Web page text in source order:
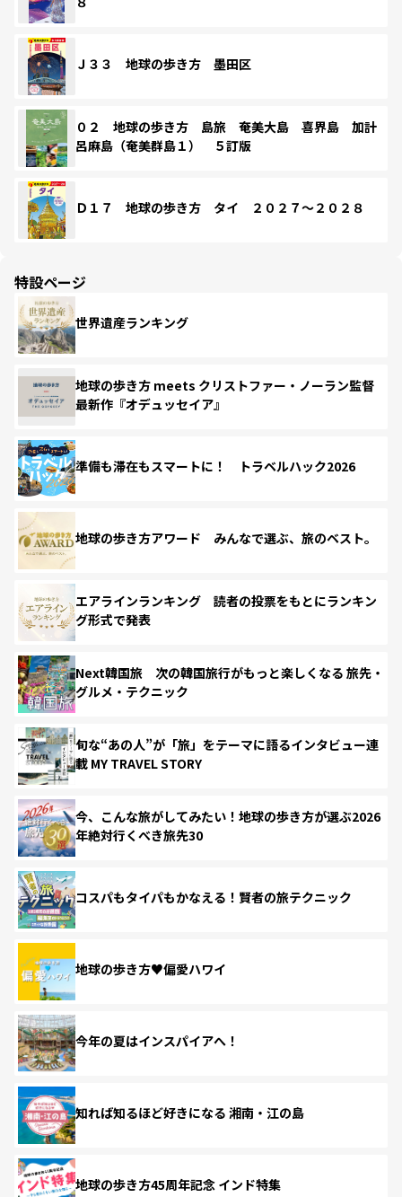
Ｊ３３ 地球の歩き方 墨田区
０２ 地球の歩き方 島旅 奄美大島 喜界島 加計
呂麻島（奄美群島１） ５訂版
Ｄ１７ 地球の歩き方 タイ ２０２７～２０２８
特設ページ
世界遺産ランキング
地球の歩き方 meets クリストファー・ノーラン監督
最新作『オデュッセイア』
準備も滞在もスマートに！ トラベルハック2026
地球の歩き方アワード みんなで選ぶ、旅のベスト。
エアラインランキング 読者の投票をもとにランキン
グ形式で発表
Next韓国旅 次の韓国旅行がもっと楽しくなる 旅先・
グルメ・テクニック
旬な“あの人”が「旅」をテーマに語るインタビュー連
載 MY TRAVEL STORY
今、こんな旅がしてみたい！地球の歩き方が選ぶ2026
年絶対行くべき旅先30
コスパもタイパもかなえる！賢者の旅テクニック
地球の歩き方♥偏愛ハワイ
今年の夏はインスパイアへ！
知れば知るほど好きになる 湘南・江の島
地球の歩き方45周年記念 インド特集